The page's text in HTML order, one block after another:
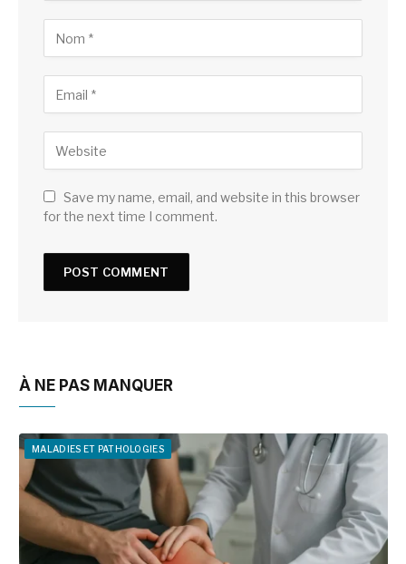
Save my name, email, and website in this browser
for the next time I comment.
À NE PAS MANQUER
MALADIES ET PATHOLOGIES